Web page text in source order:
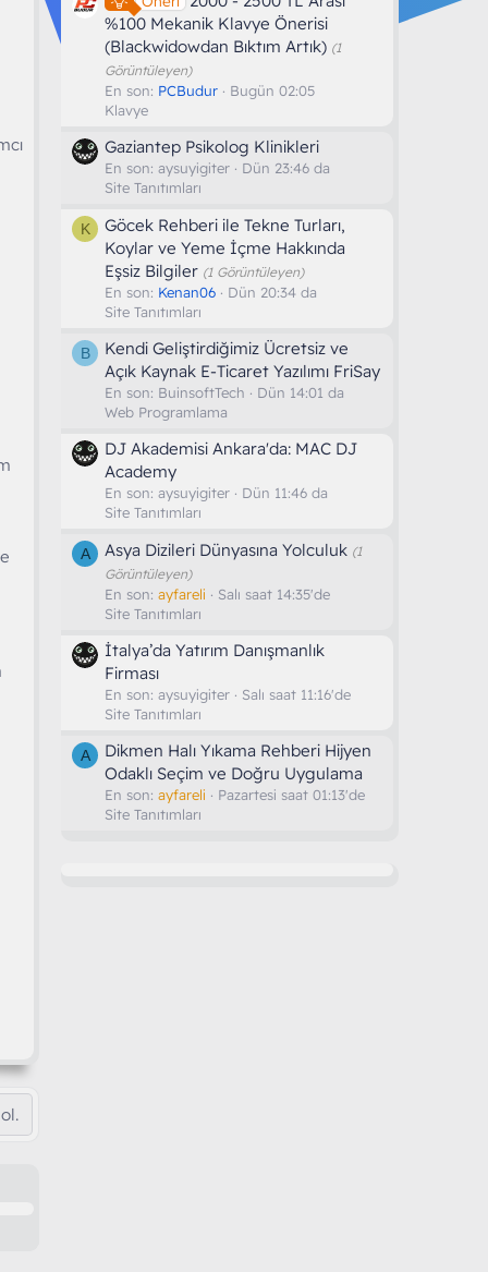
%100 Mekanik Klavye Önerisi
(Blackwidowdan Bıktım Artık) (1
Görüntüleyen)
En son: PCBudur
Bugün 02:05
Klavye
Gaziantep Psikolog Klinikleri
En son: aysuyigiter
Dün 23:46 da
Site Tanıtımları
K
Göcek Rehberi ile Tekne Turları,
Koylar ve Yeme İçme Hakkında
Eşsiz Bilgiler (1 Görüntüleyen)
En son: Kenan06
Dün 20:34 da
Site Tanıtımları
B
Kendi Geliştirdiğimiz Ücretsiz ve
Açık Kaynak E-Ticaret Yazılımı FriSay
En son: BuinsoftTech
Dün 14:01 da
Web Programlama
DJ Akademisi Ankara'da: MAC DJ
Academy
En son: aysuyigiter
Dün 11:46 da
Site Tanıtımları
A Asya Dizileri Dünyasına Yolculuk (1
Görüntüleyen)
En son: ayfareli
Salı saat 14:35'de
Site Tanıtımları
İtalya’da Yatırım Danışmanlık
Firması
En son: aysuyigiter
Salı saat 11:16'de
Site Tanıtımları
A
Dikmen Halı Yıkama Rehberi Hijyen
Odaklı Seçim ve Doğru Uygulama
En son: ayfareli
Pazartesi saat 01:13'de
Site Tanıtımları